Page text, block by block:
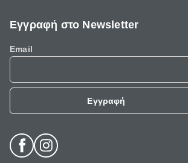
Εγγραφή στο Newsletter
Email
Εγγραφή